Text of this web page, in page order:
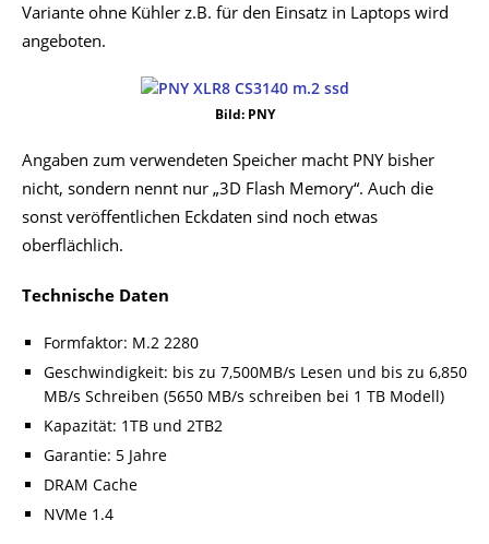
Variante ohne Kühler z.B. für den Einsatz in Laptops wird
angeboten.
Bild: PNY
Angaben zum verwendeten Speicher macht PNY bisher
nicht, sondern nennt nur „3D Flash Memory“. Auch die
sonst veröffentlichen Eckdaten sind noch etwas
oberflächlich.
Technische Daten
Formfaktor: M.2 2280
Geschwindigkeit: bis zu 7,500MB/s Lesen und bis zu 6,850
MB/s Schreiben (5650 MB/s schreiben bei 1 TB Modell)
Kapazität: 1TB und 2TB2
Garantie: 5 Jahre
DRAM Cache
NVMe 1.4